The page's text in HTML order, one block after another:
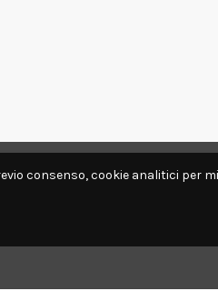
consenso, cookie analitici per